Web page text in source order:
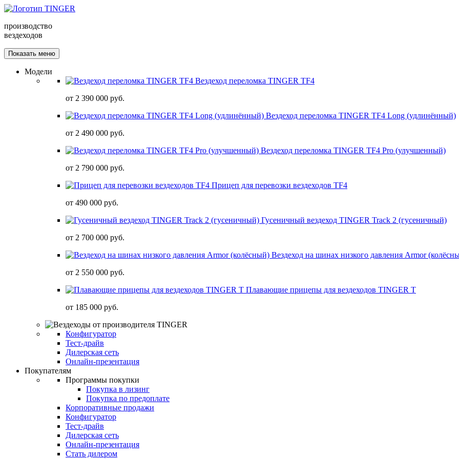
производство
вездеходов
Показать меню
Модели
Вездеход переломка TINGER TF4
от 2 390 000 руб.
Вездеход переломка TINGER TF4 Long (удлинённый)
от 2 490 000 руб.
Вездеход переломка TINGER TF4 Pro (улучшенный)
от 2 790 000 руб.
Прицеп для перевозки вездеходов TF4
от 490 000 руб.
Гусеничный вездеход TINGER Track 2 (гусеничный)
от 2 700 000 руб.
Вездеход на шинах низкого давления Armor
от 2 550 000 руб.
Плавающие прицепы для вездеходов TINGER T
от 185 000 руб.
Конфигуратор
Тест-драйв
Дилерская сеть
Онлайн-презентация
Покупателям
Программы покупки
Покупка в лизинг
Покупка по предоплате
Корпоративные продажи
Конфигуратор
Тест-драйв
Дилерская сеть
Онлайн-презентация
Стать дилером